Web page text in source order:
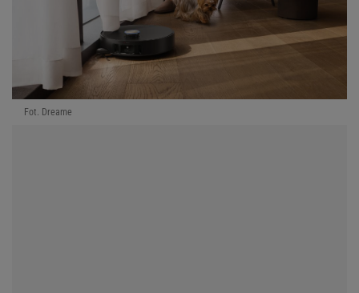
Fot. Dreame